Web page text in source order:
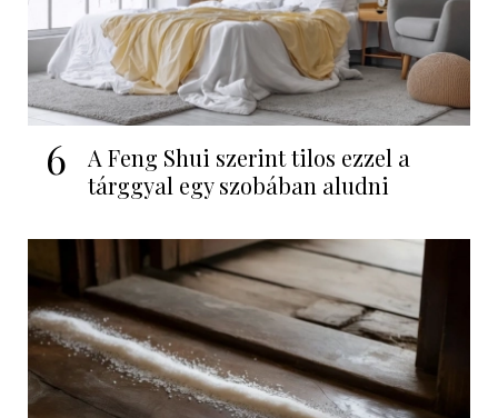
6
A Feng Shui szerint tilos ezzel a
tárggyal egy szobában aludni